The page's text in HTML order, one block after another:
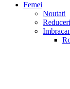
Femei
Noutati
Reduceri